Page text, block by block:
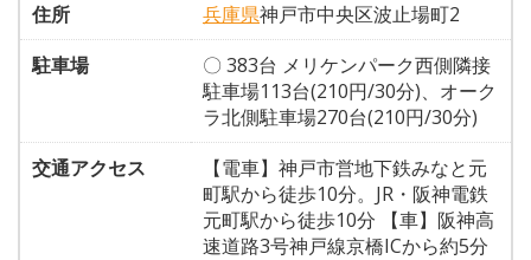
住所
兵庫県神戸市中央区波止場町2
駐車場
〇 383台 メリケンパーク西側隣接
駐車場113台(210円/30分)、オーク
ラ北側駐車場270台(210円/30分)
交通アクセス
【電車】神戸市営地下鉄みなと元
町駅から徒歩10分。JR・阪神電鉄
元町駅から徒歩10分 【車】阪神高
速道路3号神戸線京橋ICから約5分